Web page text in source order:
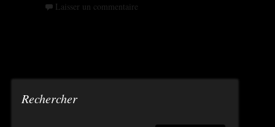
Laisser un commentaire
Rechercher